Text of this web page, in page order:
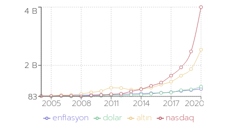
2005 2008 2011 2014 2017 2020
83
2 B
4 B
83
2 B
4 B
enflasyon dolar altın nasdaq